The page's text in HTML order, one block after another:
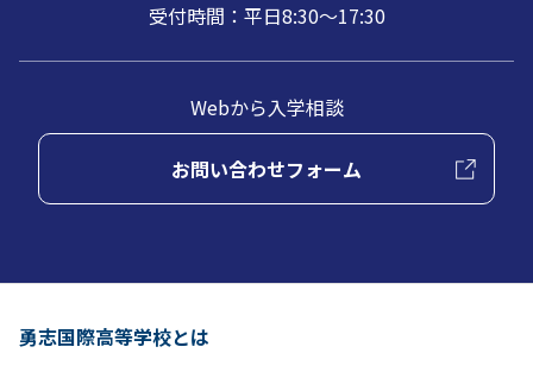
受付時間：平日8:30～17:30
Webから入学相談
お問い合わせフォーム
勇志国際高等学校とは